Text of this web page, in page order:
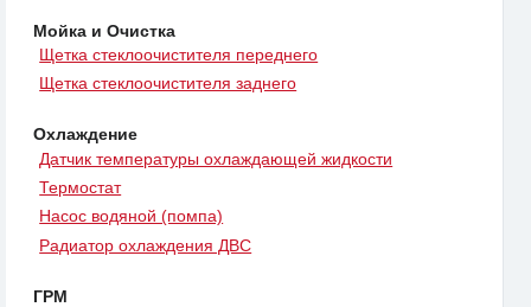
Мойка и Очистка
Щетка стеклоочистителя переднего
Щетка стеклоочистителя заднего
Охлаждение
Датчик температуры охлаждающей жидкости
Термостат
Насос водяной (помпа)
Радиатор охлаждения ДВС
ГРМ